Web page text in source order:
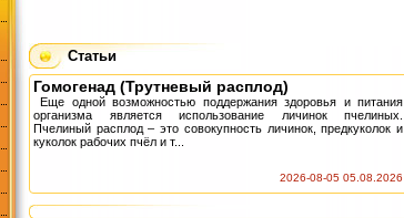
Статьи
Гомогенад (Трутневый расплод)
Еще одной возможностью поддержания здоровья и питания
организма является использование личинок пчелиных.
Пчелиный расплод – это совокупность личинок, предкуколок и
куколок рабочих пчёл и т...
2026-08-05 05.08.2026